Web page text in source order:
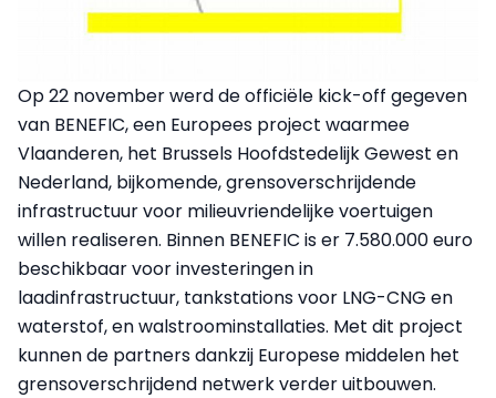
Op 22 november werd de officiële kick-off gegeven
van BENEFIC, een Europees project waarmee
Vlaanderen, het Brussels Hoofdstedelijk Gewest en
Nederland, bijkomende, grensoverschrijdende
infrastructuur voor milieuvriendelijke voertuigen
willen realiseren. Binnen BENEFIC is er 7.580.000 euro
beschikbaar voor investeringen in
laadinfrastructuur, tankstations voor LNG-CNG en
waterstof, en walstroominstallaties. Met dit project
kunnen de partners dankzij Europese middelen het
grensoverschrijdend netwerk verder uitbouwen.